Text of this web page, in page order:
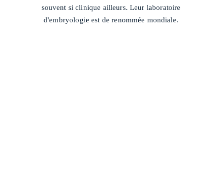
souvent si clinique ailleurs. Leur laboratoire
d'embryologie est de renommée mondiale.